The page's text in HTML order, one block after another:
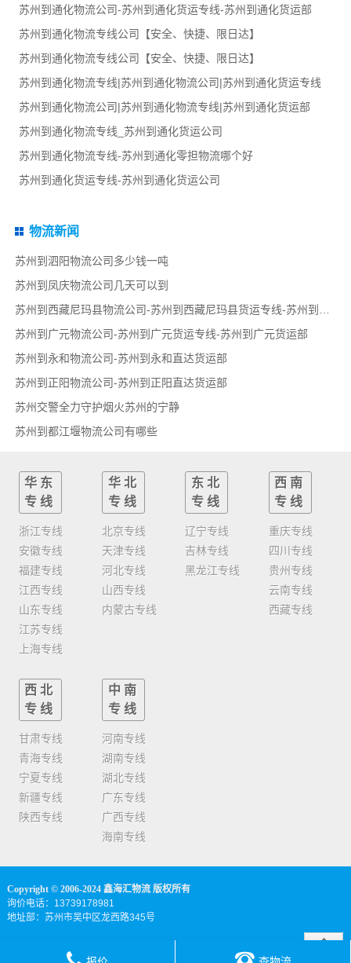
苏州到通化物流公司-苏州到通化货运专线-苏州到通化货运部
苏州到通化物流专线公司【安全、快捷、限日达】
苏州到通化物流专线公司【安全、快捷、限日达】
苏州到通化物流专线|苏州到通化物流公司|苏州到通化货运专线
苏州到通化物流公司|苏州到通化物流专线|苏州到通化货运部
苏州到通化物流专线_苏州到通化货运公司
苏州到通化物流专线-苏州到通化零担物流哪个好
苏州到通化货运专线-苏州到通化货运公司
物流新闻
苏州到泗阳物流公司多少钱一吨
苏州到凤庆物流公司几天可以到
苏州到广元物流公司-苏州到广元货运专线-苏州到广元货运部
苏州到永和物流公司-苏州到永和直达货运部
苏州到正阳物流公司-苏州到正阳直达货运部
苏州交警全力守护烟火苏州的宁静
苏州到都江堰物流公司有哪些
华东
专线
浙江专线
安徽专线
福建专线
江西专线
山东专线
江苏专线
上海专线
华北
专线
北京专线
天津专线
河北专线
山西专线
内蒙古专线
东北
专线
辽宁专线
吉林专线
黑龙江专线
西南
专线
重庆专线
四川专线
贵州专线
云南专线
西藏专线
西北
专线
甘肃专线
青海专线
宁夏专线
新疆专线
陕西专线
中南
专线
河南专线
湖南专线
湖北专线
广东专线
广西专线
海南专线
Copyright © 2006-2024 鑫海汇物流 版权所有
询价电话：13739178981
地址部：苏州市吴中区龙西路345号